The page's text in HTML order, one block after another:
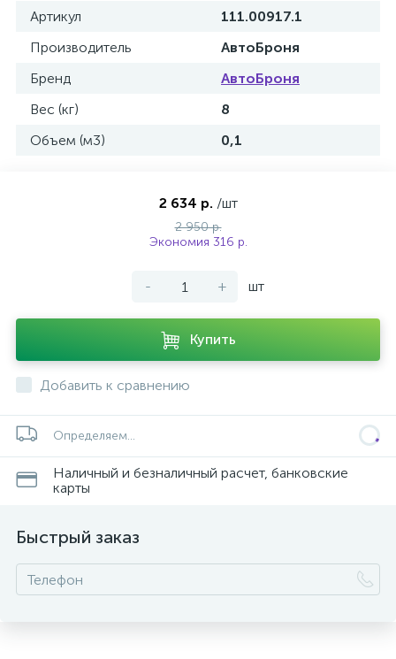
Артикул
111.00917.1
Производитель
АвтоБроня
Бренд
АвтоБроня
Вес (кг)
8
Объем (м3)
0,1
2 634 р. /шт
2 950 р.
Экономия 316 р.
- + шт
Купить
Добавить к сравнению
Определяем...
Наличный и безналичный расчет, банковские
карты
Быстрый заказ